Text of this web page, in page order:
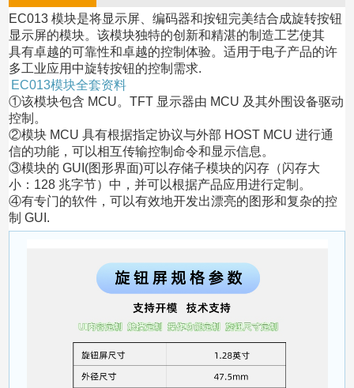
EC013 模块是将显示屏、编码器和按钮完美结合成旋转按钮
显示屏的模块。该模块独特的创新和精湛的制造工艺使其
具有卓越的可靠性和卓越的控制体验。适用于电子产品的许
多工业应用中旋转按钮的控制需求.
EC013模块全套资料
①该模块包含 MCU。TFT 显示器由 MCU 及其外围设备驱动
控制。
②模块 MCU 具有根据指定协议与外部 HOST MCU 进行通
信的功能，可以相互传输控制命令和显示信息。
③模块的 GUI(图形界面)可以存储子模块的闪存（闪存大
小：128 兆字节）中，并可以根据产品应用进行定制。
④有专门的软件，可以有效地开发出漂亮的图形和复杂的控
制 GUI.